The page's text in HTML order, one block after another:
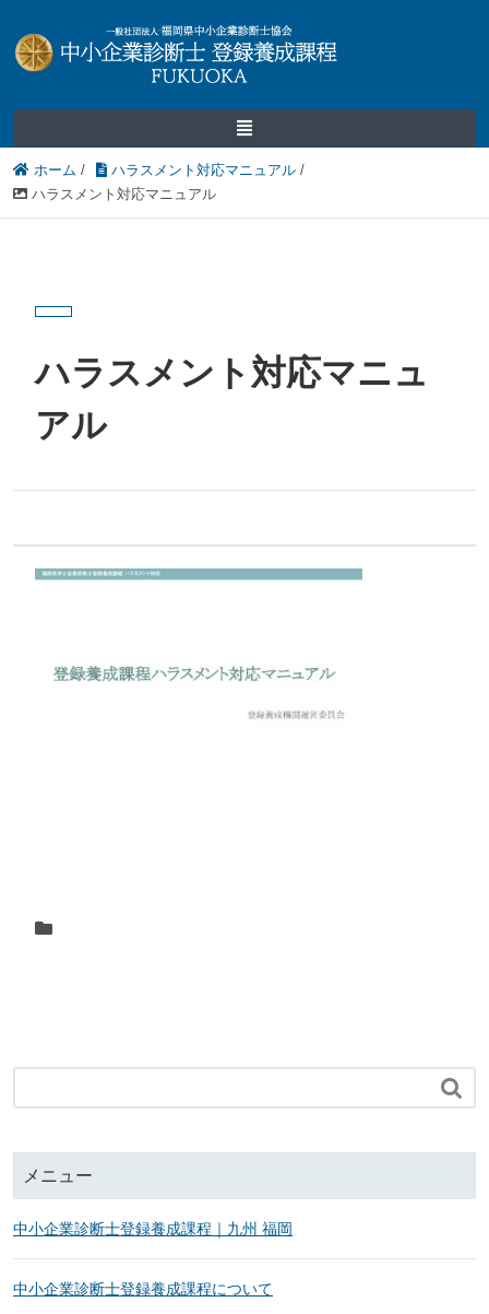
ホーム / ハラスメント対応マニュアル /
ハラスメント対応マニュアル
ハラスメント対応マニュ
アル

メニュー
中小企業診断士登録養成課程｜九州 福岡
中小企業診断士登録養成課程について